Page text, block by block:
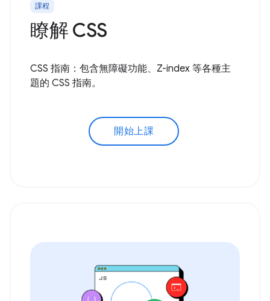
課程
瞭解 CSS
CSS 指南：包含無障礙功能、Z-index 等各種主
題的 CSS 指南。
開始上課